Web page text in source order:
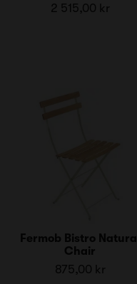
2 515,00 kr
Fermob Bistro Natural
Chair
875,00 kr